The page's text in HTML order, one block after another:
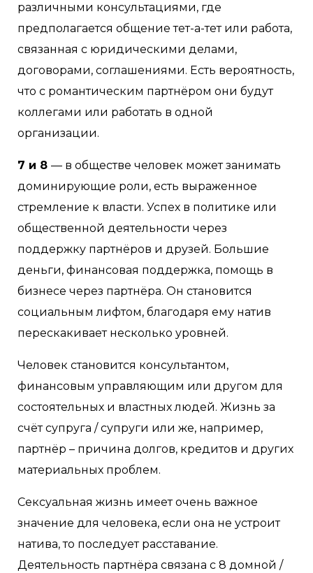
различными консультациями, где
предполагается общение тет-а-тет или работа,
связанная с юридическими делами,
договорами, соглашениями. Есть вероятность,
что с романтическим партнёром они будут
коллегами или работать в одной
организации.
7 и 8 — в обществе человек может занимать
доминирующие роли, есть выраженное
стремление к власти. Успех в политике или
общественной деятельности через
поддержку партнёров и друзей. Большие
деньги, финансовая поддержка, помощь в
бизнесе через партнёра. Он становится
социальным лифтом, благодаря ему натив
перескакивает несколько уровней.
Человек становится консультантом,
финансовым управляющим или другом для
состоятельных и властных людей. Жизнь за
счёт супруга / супруги или же, например,
партнёр – причина долгов, кредитов и других
материальных проблем.
Сексуальная жизнь имеет очень важное
значение для человека, если она не устроит
натива, то последует расставание.
Деятельность партнёра связана с 8 домной /